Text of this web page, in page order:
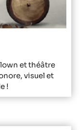
et théâtre
visuel et
!